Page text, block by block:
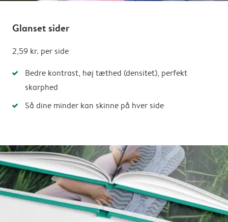
Glanset sider
2,59 kr. per side
Bedre kontrast, høj tæthed (densitet), perfekt
skarphed
Så dine minder kan skinne på hver side